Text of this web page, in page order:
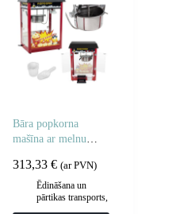
Bāra popkorna
mašīna ar melnu
313,33€ (ar PVN)
Ēdināšana un
pārtikas transports